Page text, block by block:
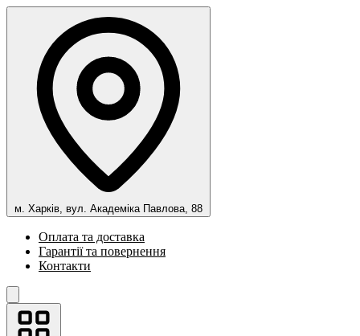
м. Харків, вул. Академіка Павлова, 88
Оплата та доставка
Гарантії та повернення
Контакти